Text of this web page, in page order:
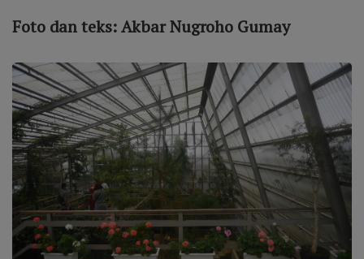
Foto dan teks: Akbar Nugroho Gumay